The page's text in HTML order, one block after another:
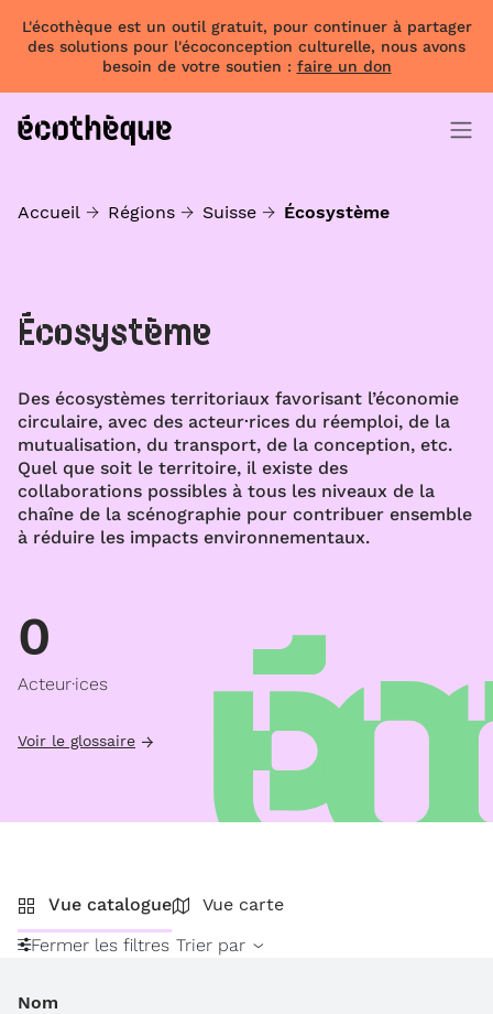
L'écothèque est un outil gratuit, pour continuer à partager
des solutions pour l'écoconception culturelle, nous avons
besoin de votre soutien : faire un don
Accueil Régions Suisse Écosystème
Écosystème
Des écosystèmes territoriaux favorisant l’économie
circulaire, avec des acteur·rices du réemploi, de la
mutualisation, du transport, de la conception, etc.
Quel que soit le territoire, il existe des
collaborations possibles à tous les niveaux de la
chaîne de la scénographie pour contribuer ensemble
à réduire les impacts environnementaux.
0
Acteur·ices
Voir le glossaire
Vue catalogue
Vue carte
Fermer les filtres Trier par
Nom